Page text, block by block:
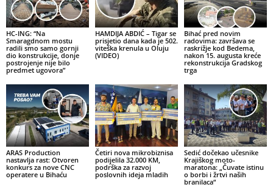
HC-ING: “Na
Smaragdnom mostu
radili smo samo gornji
dio konstrukcije, donje
postrojenje nije bilo
predmet ugovora”
HAMDIJA ABDIĆ – Tigar se
prisjetio dana kada je 502.
viteška krenula u Oluju
(VIDEO)
Bihać pred novim
radovima: završava se
raskrižje kod Bedema,
nakon 15. augusta kreće
rekonstrukcija Gradskog
trga
ARAS Production
nastavlja rast: Otvoren
konkurs za nove CNC
operatere u Bihaću
Četiri nova mikrobiznisa
podijelila 32.000 KM,
podrška za razvoj
poslovnih ideja mladih
Sedić dočekao učesnike
Krajiškog moto-
maratona: „Čuvate istinu
o borbi i žrtvi naših
branilaca“